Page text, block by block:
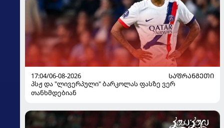
17:04/06-08-2026
ᲡᲐᲤᲠᲐᲜᲒᲔᲗᲘ
პსჟ და "ლივერპული" ბარკოლას ფასზე ვერ
თანხმდებიან